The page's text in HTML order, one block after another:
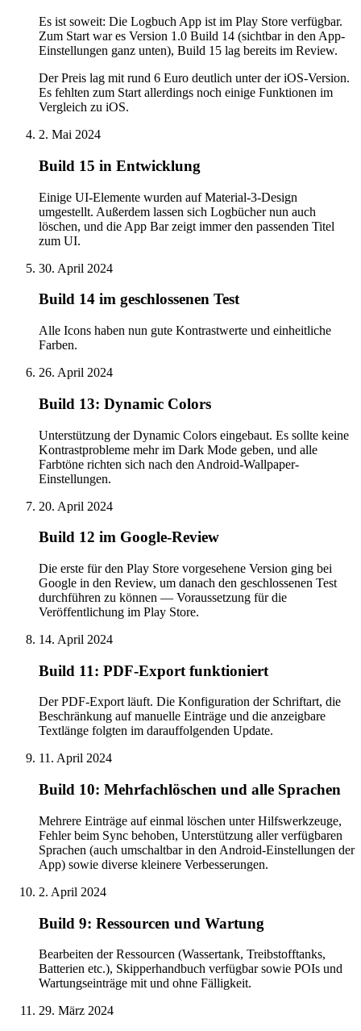
Es ist soweit: Die Logbuch App ist im Play Store verfügbar.
Zum Start war es Version 1.0 Build 14 (sichtbar in den App-
Einstellungen ganz unten), Build 15 lag bereits im Review.
Der Preis lag mit rund 6 Euro deutlich unter der iOS-Version.
Es fehlten zum Start allerdings noch einige Funktionen im
Vergleich zu iOS.
2. Mai 2024
Build 15 in Entwicklung
Einige UI-Elemente wurden auf Material-3-Design
umgestellt. Außerdem lassen sich Logbücher nun auch
löschen, und die App Bar zeigt immer den passenden Titel
zum UI.
30. April 2024
Build 14 im geschlossenen Test
Alle Icons haben nun gute Kontrastwerte und einheitliche
Farben.
26. April 2024
Build 13: Dynamic Colors
Unterstützung der Dynamic Colors eingebaut. Es sollte keine
Kontrastprobleme mehr im Dark Mode geben, und alle
Farbtöne richten sich nach den Android-Wallpaper-
Einstellungen.
20. April 2024
Build 12 im Google-Review
Die erste für den Play Store vorgesehene Version ging bei
Google in den Review, um danach den geschlossenen Test
durchführen zu können — Voraussetzung für die
Veröffentlichung im Play Store.
14. April 2024
Build 11: PDF-Export funktioniert
Der PDF-Export läuft. Die Konfiguration der Schriftart, die
Beschränkung auf manuelle Einträge und die anzeigbare
Textlänge folgten im darauffolgenden Update.
11. April 2024
Build 10: Mehrfachlöschen und alle Sprachen
Mehrere Einträge auf einmal löschen unter Hilfswerkzeuge,
Fehler beim Sync behoben, Unterstützung aller verfügbaren
Sprachen (auch umschaltbar in den Android-Einstellungen der
App) sowie diverse kleinere Verbesserungen.
2. April 2024
Build 9: Ressourcen und Wartung
Bearbeiten der Ressourcen (Wassertank, Treibstofftanks,
Batterien etc.), Skipperhandbuch verfügbar sowie POIs und
Wartungseinträge mit und ohne Fälligkeit.
29. März 2024